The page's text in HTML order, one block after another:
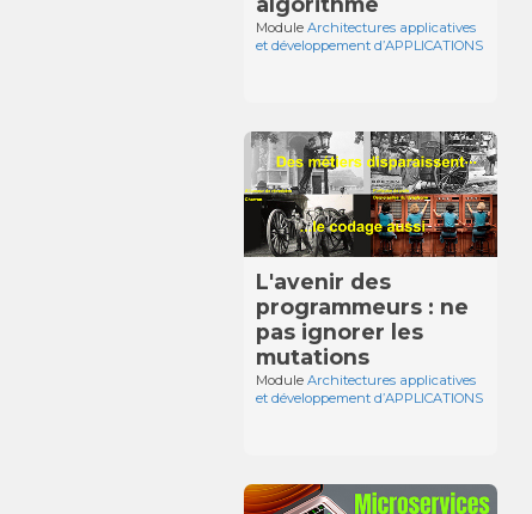
ModuleArchitectures applicatives
et développement d’APPLICATIONS
L'avenir des
programmeurs : ne
pas ignorer les
mutations
ModuleArchitectures applicatives
et développement d’APPLICATIONS